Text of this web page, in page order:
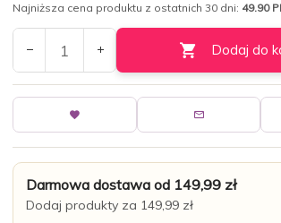
Najniższa cena produktu z ostatnich 30 dni: 49.90
Dodaj do
Darmowa dostawa od 149,99 zł
Dodaj produkty za 149,99 zł